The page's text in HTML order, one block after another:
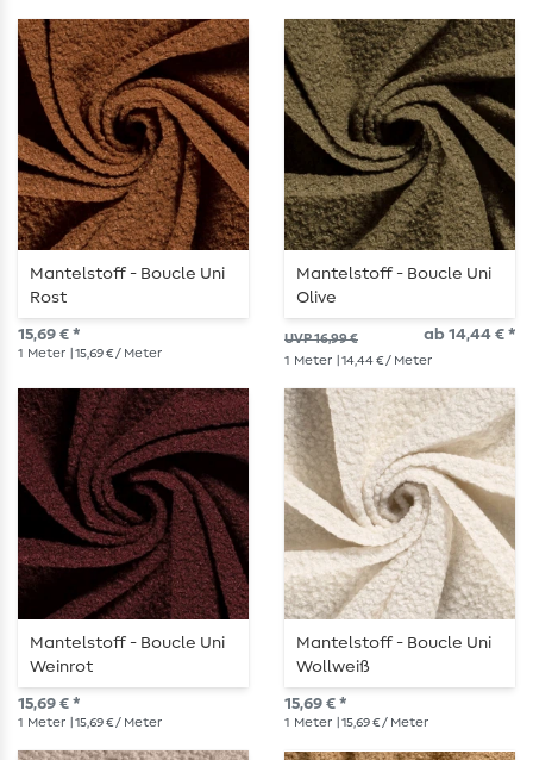
Mantelstoff - Boucle Uni
Rost
15,69 € *
1 Meter | 15,69 € / Meter
Mantelstoff - Boucle Uni
Olive
UVP 16,99 € ab 14,44 € *
1 Meter | 14,44 € / Meter
Mantelstoff - Boucle Uni
Weinrot
15,69 € *
1 Meter | 15,69 € / Meter
Mantelstoff - Boucle Uni
Wollweiß
15,69 € *
1 Meter | 15,69 € / Meter